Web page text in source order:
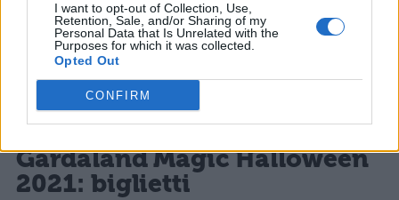
I want to opt-out of Collection, Use,
Retention, Sale, and/or Sharing of my
Personal Data that Is Unrelated with the
Purposes for which it was collected.
Opted Out
CONFIRM
Venerdì da Paura
Venerdì 8, 15, 22 e 29 ottobre, dalle 17
alle 22, con tante attività extra.
Gardaland Magic Halloween
2021: biglietti